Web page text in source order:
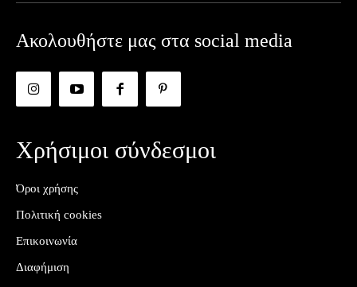
Ακολουθήστε μας στα social media
Χρήσιμοι σύνδεσμοι
Όροι χρήσης
Πολιτική cookies
Επικοινωνία
Διαφήμιση